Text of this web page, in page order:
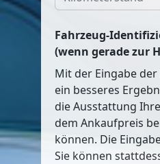
Fahrzeug-
(wenn gerade zur
Mit der Eingabe der
ein besseres
die Ausstattung
dem Ankaufpreis
können. Die
Sie können